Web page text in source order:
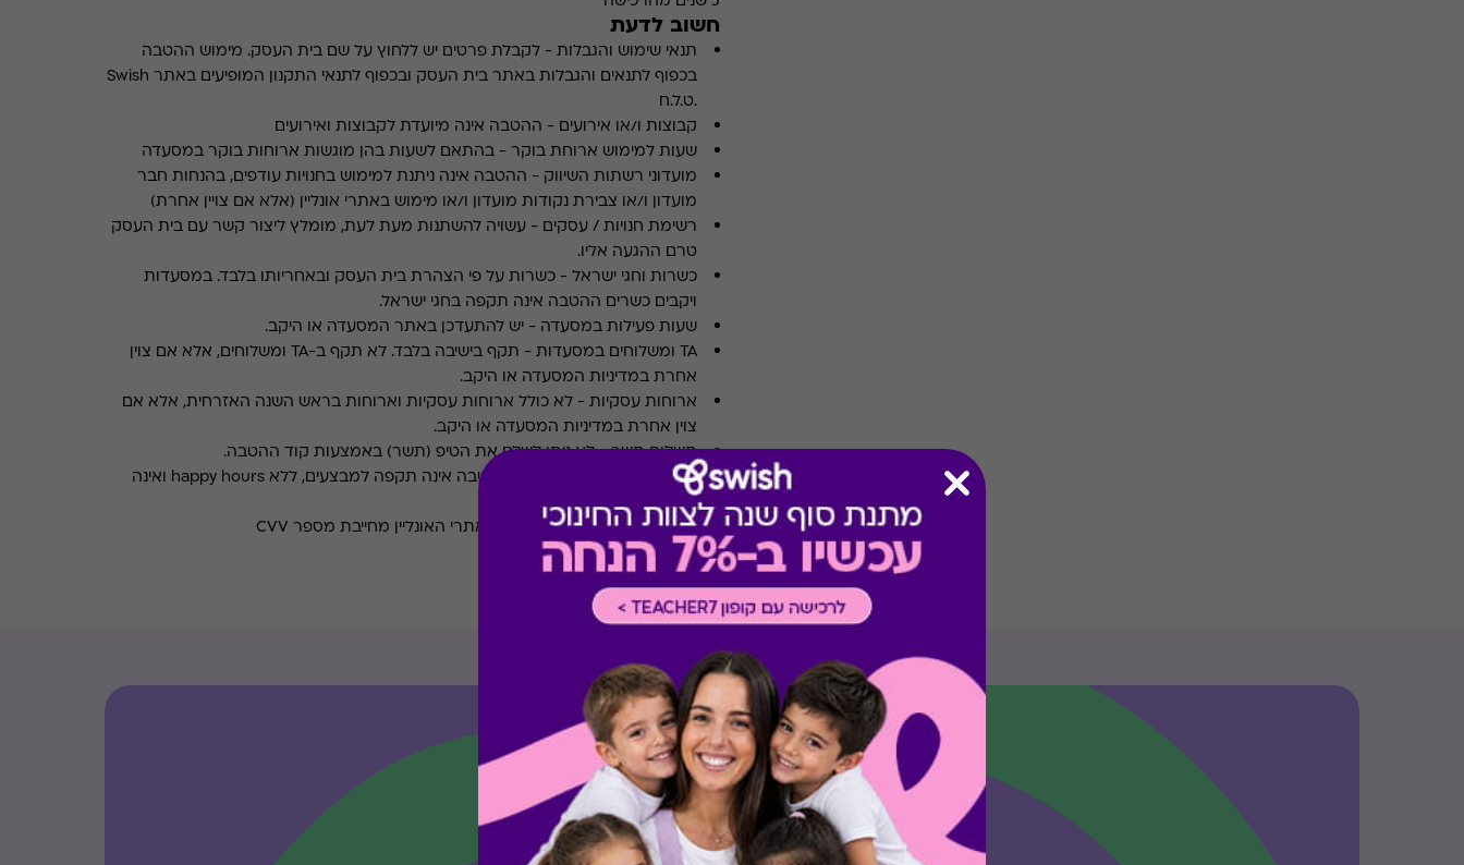
חשוב לדעת
תנאי שימוש והגבלות -לקבלת פרטים יש ללחוץ על שם בית העסק. מימוש ההטבה
בכפוף לתנאים והגבלות באתר בית העסק ובכפוף לתנאי התקנון המופיעים באתר Swish
.ט.ל.ח
קבוצות ו/או אירועים - ההטבה אינה מיועדת לקבוצות ואירועים
שעות למימוש ארוחת בוקר - בהתאם לשעות בהן מוגשות ארוחות בוקר במסעדה
מועדוני רשתות השיווק - ההטבה אינה ניתנת למימוש בחנויות עודפים, בהנחות חבר
מועדון ו/או צבירת נקודות מועדון ו/או מימוש באתרי אונליין (אלא אם צויין אחרת)
רשימת חנויות / עסקים -עשויה להשתנות מעת לעת, מומלץ ליצור קשר עם בית העסק
טרם ההגעה אליו.
כשרות וחגי ישראל -כשרות על פי הצהרת בית העסק ובאחריותו בלבד. במסעדות
ויקבים כשרים ההטבה אינה תקפה בחגי ישראל.
שעות פעילות במסעדה -יש להתעדכן באתר המסעדה או היקב.
TA ומשלוחים במסעדות
-
תקף בישיבה בלבד. לא תקף ב-TA ומשלוחים, אלא אם צוין
אחרת במדיניות המסעדה או היקב.
ארוחות עסקיות -לא כולל ארוחות עסקיות וארוחות בראש השנה האזרחית, אלא אם
צוין אחרת במדיניות המסעדה או היקב.
תשלום תשר-לא ניתן לשלם את הטיפ (תשר) באמצעות קוד ההטבה.
מבצעים במסעדות/יקבים
ההטבה אינה תקפה למבצעים, ללא happy hours ואינה
כוללת 10% הנחה לתושבי אילת
רכישה אונליין- רכישה בחלק מאתרי האונליין מחייבת מספר CVV
קיבלת מתנה כזו?
בירור יתרה בכרטיס